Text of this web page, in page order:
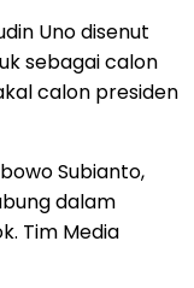
Uno disenut
sebagai calon
calon presiden